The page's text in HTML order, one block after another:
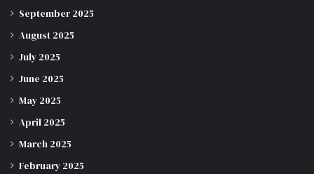
September 2025
August 2025
July 2025
June 2025
May 2025
April 2025
March 2025
February 2025